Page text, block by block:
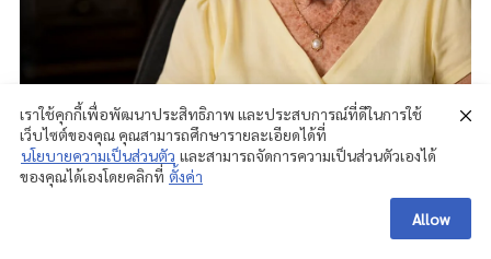
เราใช้คุกกี้เพื่อพัฒนาประสิทธิภาพ และประสบการณ์ที่ดีในการใช้
เว็บไซต์ของคุณ คุณสามารถศึกษารายละเอียดได้ที่
นโยบายความเป็นส่วนตัว และสามารถจัดการความเป็นส่วนตัวเองได้
ของคุณได้เองโดยคลิกที่ ตั้งค่า
Allow